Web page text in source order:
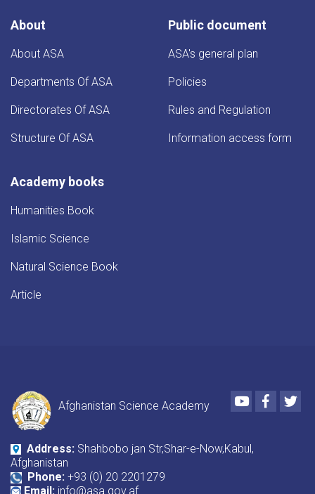
About
About ASA
Departments Of ASA
Directorates Of ASA
Structure Of ASA
Public document
ASA's general plan
Policies
Rules and Regulation
Information access form
Academy books
Humanities Book
Islamic Science
Natural Science Book
Article
Afghanistan Science Academy
Youtube
Address: Shahbobo jan Str,Shar-e-Now,Kabul,
Afghanistan
Phone: +93 (0) 20 2201279
Email: info@asa.gov.af